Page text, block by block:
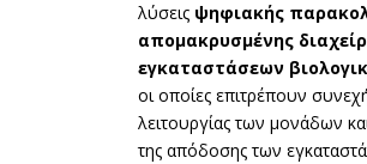
λύσεις ψηφιακής
απομακρυσμένης
εγκαταστάσεων
οι οποίες επιτρέπουν
λειτουργίας των μονάδων
της απόδοσης των